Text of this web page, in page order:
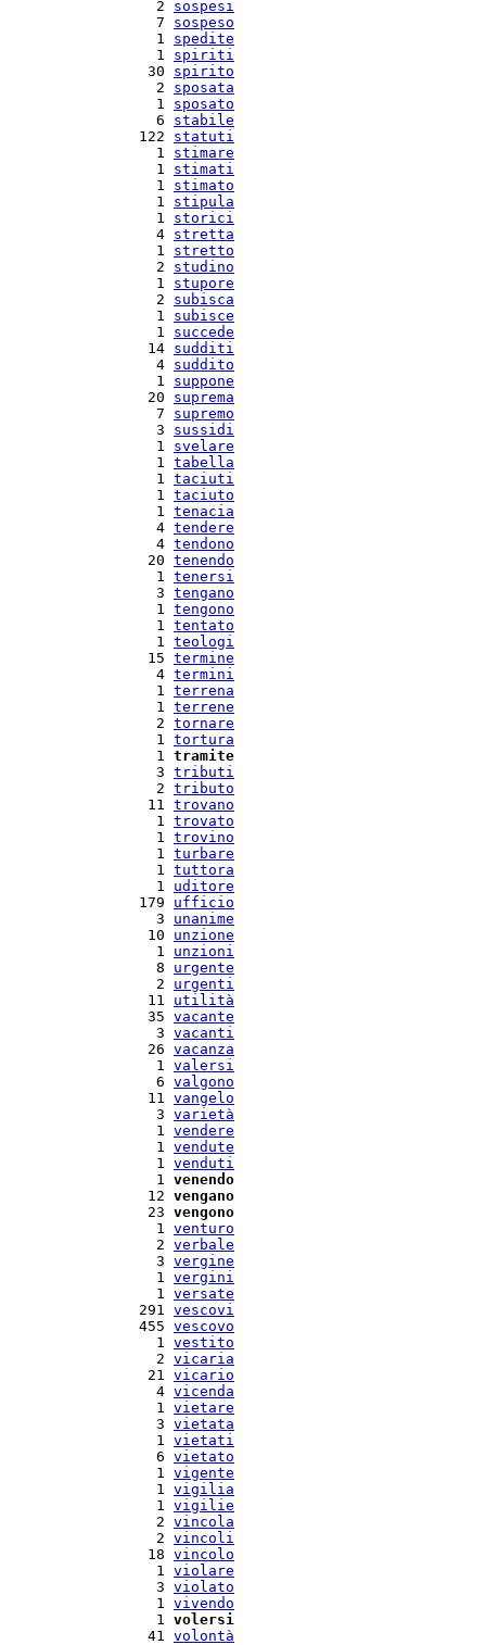
   2
sospesi
   7
sospeso
   1
spedite
   1
spiriti
  30
spirito
   2
sposata
   1
sposato
   6
stabile
122 statuti
   1
stimare
   1
stimati
   1
stimato
   1
stipula
   1
storici
   4
stretta
   1
stretto
   2
studino
   1
stupore
   2
subisca
   1
subisce
   1
succede
  14
sudditi
   4
suddito
   1
suppone
  20
suprema
   7
supremo
   3
sussidi
   1
svelare
   1
tabella
   1
taciuti
   1
taciuto
   1
tenacia
   4
tendere
   4
tendono
  20
tenendo
   1
tenersi
   3
tengano
   1
tengono
   1
tentato
   1
teologi
  15
termine
   4
termini
   1
terrena
   1
terrene
   2
tornare
   1
tortura
   1
tramite
   3
tributi
   2
tributo
  11
trovano
   1
trovato
   1
trovino
   1
turbare
   1
tuttora
   1
uditore
179 ufficio
   3
unanime
  10
unzione
   1
unzioni
   8
urgente
   2
urgenti
  11
utilità
  35
vacante
   3
vacanti
  26
vacanza
   1
valersi
   6
valgono
  11
vangelo
   3
varietà
   1
vendere
   1
vendute
   1
venduti
   1
venendo
  12
vengano
  23
vengono
   1
venturo
   2
verbale
   3
vergine
   1
vergini
   1
versate
291 vescovi
455 vescovo
   1
vestito
   2
vicaria
  21
vicario
   4
vicenda
   1
vietare
   3
vietata
   1
vietati
   6
vietato
   1
vigente
   1
vigilia
   1
vigilie
   2
vincola
   2
vincoli
  18
vincolo
   1
violare
   3
violato
   1
vivendo
   1
volersi
  41
volontà